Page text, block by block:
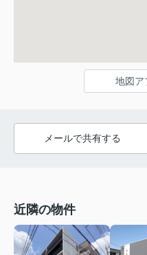
地図ア
メールで共有する
近隣の物件